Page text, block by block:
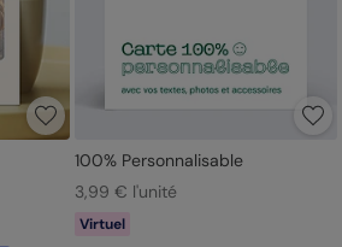
100% Personnalisable
3,99 € l'unité
Virtuel